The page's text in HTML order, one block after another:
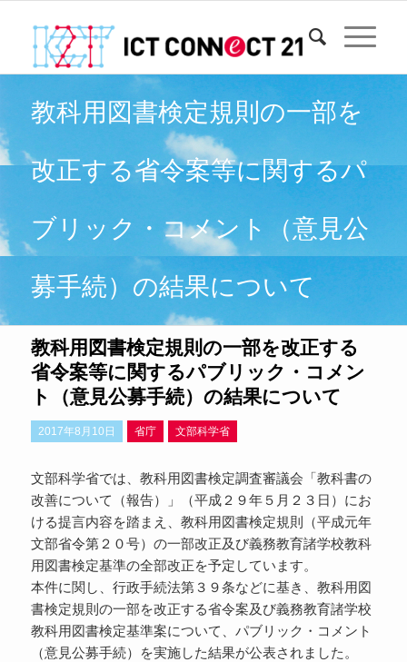
教科用図書検定規則の一部を
改正する省令案等に関するパ
ブリック・コメント（意見公
募手続）の結果について
教科用図書検定規則の一部を改正する
省令案等に関するパブリック・コメン
ト（意見公募手続）の結果について
2017年8月10日 省庁 文部科学省
文部科学省では、教科用図書検定調査審議会「教科書の
改善について（報告）」（平成２９年５月２３日）にお
ける提言内容を踏まえ、教科用図書検定規則（平成元年
文部省令第２０号）の一部改正及び義務教育諸学校教科
用図書検定基準の全部改正を予定しています。
本件に関し、行政手続法第３９条などに基き、教科用図
書検定規則の一部を改正する省令案及び義務教育諸学校
教科用図書検定基準案について、パブリック・コメント
（意見公募手続）を実施した結果が公表されました。